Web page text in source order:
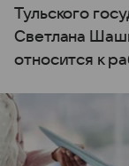
Тульского
Светлана
относится к